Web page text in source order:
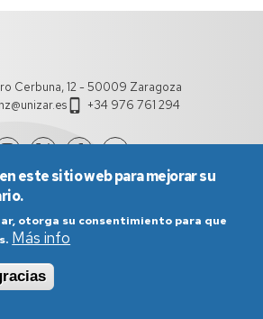
Cerbuna, 12 - 50009 Zaragoza
+34 976 761 294
Condiciones generales de uso
este sitio web para mejorar su
otorga su consentimiento para que
Más info